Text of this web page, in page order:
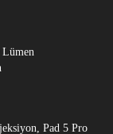
Pad 5 Pro